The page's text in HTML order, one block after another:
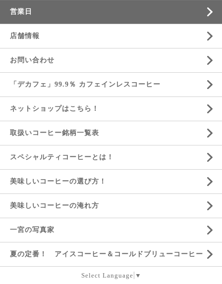
営業日
店舗情報
お問い合わせ
「デカフェ」99.9％ カフェインレスコーヒー
ネットショップはこちら！
取扱いコーヒー銘柄一覧表
スペシャルティコーヒーとは！
美味しいコーヒーの選び方！
美味しいコーヒーの淹れ方
一宮の写真家
夏の定番！ アイスコーヒー＆コールドブリューコーヒー
Select Language ▼